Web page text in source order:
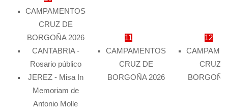
CAMPAMENTOS
CRUZ DE
BORGOÑA 2026
CANTABRIA -
Rosario público
JEREZ - Misa In
Memoriam de
Antonio Molle
11
CAMPAMENTOS
CRUZ DE
BORGOÑA 2026
12
CRUZ